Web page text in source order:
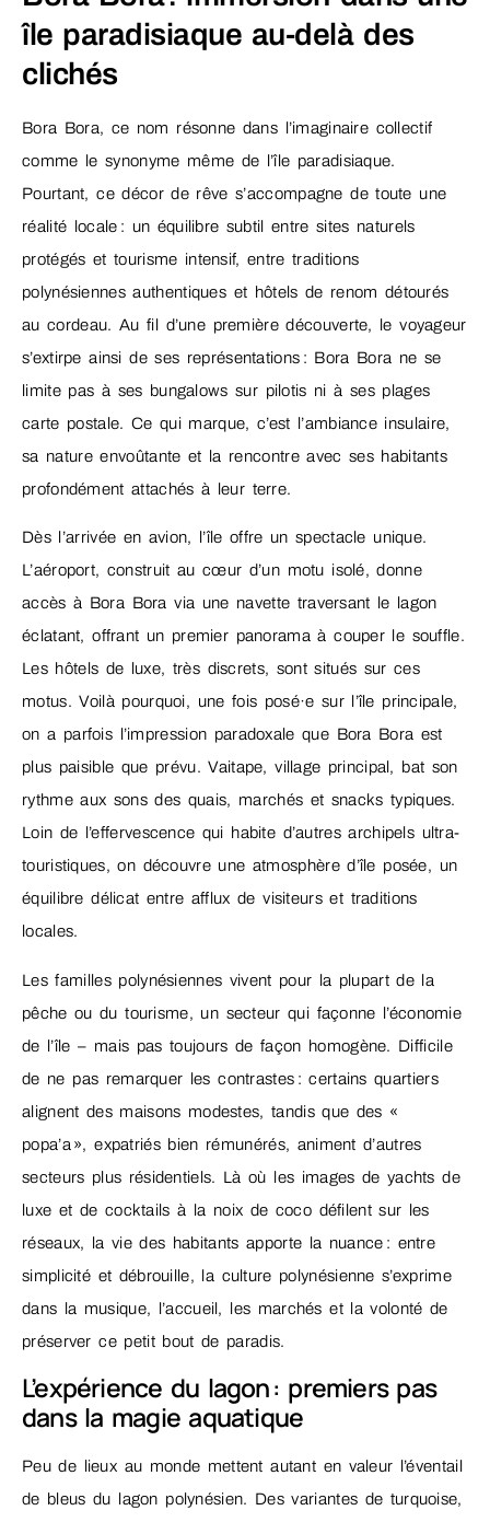
île paradisiaque au-delà des
clichés
Bora Bora, ce nom résonne dans l’imaginaire collectif
comme le synonyme même de l’île paradisiaque.
Pourtant, ce décor de rêve s’accompagne de toute une
réalité locale : un équilibre subtil entre sites naturels
protégés et tourisme intensif, entre traditions
polynésiennes authentiques et hôtels de renom détourés
au cordeau. Au fil d’une première découverte, le voyageur
s’extirpe ainsi de ses représentations : Bora Bora ne se
limite pas à ses bungalows sur pilotis ni à ses plages
carte postale. Ce qui marque, c’est l’ambiance insulaire,
sa nature envoûtante et la rencontre avec ses habitants
profondément attachés à leur terre.
Dès l’arrivée en avion, l’île offre un spectacle unique.
L’aéroport, construit au cœur d’un motu isolé, donne
accès à Bora Bora via une navette traversant le lagon
éclatant, offrant un premier panorama à couper le souffle.
Les hôtels de luxe, très discrets, sont situés sur ces
motus. Voilà pourquoi, une fois posé·e sur l’île principale,
on a parfois l’impression paradoxale que Bora Bora est
plus paisible que prévu. Vaitape, village principal, bat son
rythme aux sons des quais, marchés et snacks typiques.
Loin de l’effervescence qui habite d’autres archipels ultra-
touristiques, on découvre une atmosphère d’île posée, un
équilibre délicat entre afflux de visiteurs et traditions
locales.
Les familles polynésiennes vivent pour la plupart de la
pêche ou du tourisme, un secteur qui façonne l’économie
de l’île – mais pas toujours de façon homogène. Difficile
de ne pas remarquer les contrastes : certains quartiers
alignent des maisons modestes, tandis que des «
popa’a », expatriés bien rémunérés, animent d’autres
secteurs plus résidentiels. Là où les images de yachts de
luxe et de cocktails à la noix de coco défilent sur les
réseaux, la vie des habitants apporte la nuance : entre
simplicité et débrouille, la culture polynésienne s’exprime
dans la musique, l’accueil, les marchés et la volonté de
préserver ce petit bout de paradis.
L’expérience du lagon : premiers pas
dans la magie aquatique
Peu de lieux au monde mettent autant en valeur l’éventail
de bleus du lagon polynésien. Des variantes de turquoise,